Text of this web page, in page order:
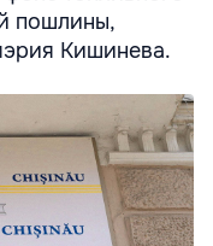
пошлины,
Кишинева.